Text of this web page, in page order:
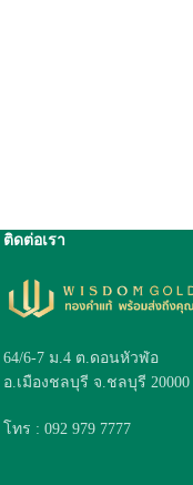
ติดต่อเรา
64/6-7 ม.4 ต.ดอนหัวฬ่อ
อ.เมืองชลบุรี จ.ชลบุรี 20000
โทร : 092 979 7777